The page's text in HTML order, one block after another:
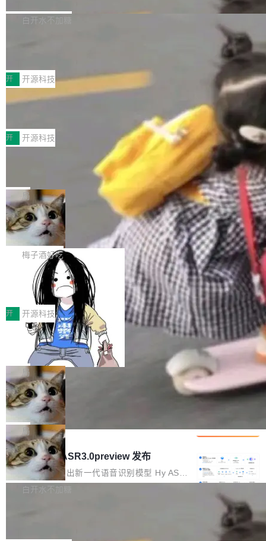
个主 agent 循环，外加一组后台 agent。这些后
库，并将作为transport接入Mooncake TENT。
MPComm将作为一种传输引擎接入Mooncake T
ENT，实现零拷贝传输性能提升30%、非零拷贝
传输性能最高提升5倍。UCL-MPComm底层基
于自研UCL-Engine通信引擎，后续腾讯网平将
持续开源更多基于UCL-Engine的高性能通信组
件。 腾讯网平团队在UCL-MPComm中实现了一
个独立于业务线程的全局通信引擎（Engine），
白开水不加糖
型案例入选名单》，深信服“面向企业研发场景的
开源 AI 编程平台 CoStrict 应用”凭借卓越的技术
创新与落地成效成功入选。 全链路私有化部署，
助力企业AI研发安全落地 当前，越来越多企业已
经开始引入 AI Coding 工具，通过调用公有云模
型或企业内部部署模型提升研发效率。但随着 AI
Coding 从个人辅助工具逐步走向团队级、组织
级应用，企业在规模化落地过程中，对安全性、
可控性和代码质量提出了更高要求。 首先是数据
安全与合规要求。对于大多数普通研发场景，公
有云模型能够满足快速试用和效率提升的需求。
但对于金融、能源、医疗等对数据安全要求较...
开 开源科技
深信服AI算力网关入选工信部人工智能
前不久，工业和信息化部正式发布《2025年人工
智能应用典型案例名单》，集中展示人工智能在
各领域的应用成果，覆盖技术底座、行业赋能、
产品应用、支撑保障、专题等五大方向。深信服
AI算力网关（AI创新平台）成功入选！ 随着各行
各业的Agent走向规模化建设，算力构成形态逐
渐丰富，用户关注的重点也在发生变化：不只是
让AI用起来，还要进一步看清混合算力时代下，
Token花在哪里、算力是否被充分利用，以及持
续增长的AI成本该如何优化。 深信服AI算力网关
正是围绕这些实际问题，从Token治理和成本治
理两个方面，让用户的每一份算力都看得清、管
得住、用得稳、省得下、更安全！ 一、从现在开
始，Token使用一目...
开 开源科技
Jeff Dean 离开 Google：一个时代的结
束，一个实验室的开始
Google 员工编号 20。MapReduce 作者之一。
Bigtable 作者之一。TensorFlow 的作者之一。
Gemini 的架构师。Google 首席科学家。 Jeff D
ean 在 Google 工作了 27 年后，宣布离职。 他
不是一个人走。一同离开的还有 Sanjay Ghema
wat（Google 员工编号 23，Jeff Dean 二十多
年的编程搭档，MapReduce 和 Bigtable 的共同
作者）、Quoc Le（Google 大脑核心成员，Se
q2Seq 和 DocAI 的共同发明人）以及 Oriol Vin
yals（Gemini 联合负责人，AlphaSta...
局
🔥 SolonCode v2026.8.4 发布：界面
字体可调、22 种语言、记忆搜索增强
打开终端就能上岗的全中文编码智能体，这一轮
把「看得清、用母语、记得住」三件事一次补
齐。 SolonCode 是什么 SolonCode 是杭州无
耳科技研发的企业级终端编码智能体——一位全
中文驱动的数字员工，自主理解需求、规划步
骤、编写代码。不挑模型、不挑平台，curl 一行
装完即用。 开源地址：Gitee · GitCode · GitHu
b 安装 支持 Java 8+（8~26）、macOS / Linu
x / Windows / Harmony PC。 # macOS / Linu
x / Harmony PC curl -fsSL https://solon.noea
r.org/solon...
梅子酒好吃
让“代码语义理解”深度释放AI Coding
价值潜能：华为云码道（CodeArts）
代码仓技术解析
一、代码仓深度理解技术的作用与价值 在软件工
程实践中，代码仓是企业核心知识资产的主要载
体。企业级代码仓库通常包含数十万乃至数百万
个文件，其规模远超单次模型调用可承载的上下
文窗口。随着项目规模的持续扩张与代码历史的
不断累积，代码仓中的模块关系、接口契约、业
务逻辑等关键信息往往分散于数十乃至数百个文
件之中，形成高度复杂的知识关联网络。传统的
代码检索手段（如关键词匹配、目录遍历）仅能
在语法层面完成文本定位，难以触及代码的语义
内涵与结构关联，导致开发者使用代码智能体在
理解大规模代码仓时面临显著"代码仓理解"瓶
颈。 代码仓深度理解服务（以下简称" CodeBas
e深度理解服务"）是华为云码道（CodeA...
开 开源科技
一条“删库”命令跑 17 小时，算法工程
师删光 89TB 数据只为干私活
最高人民检察院8月4日公布了一起案件：北京一
名90后算法工程师王某，为了给自己接的私活腾
服务器空间，删光了公司AI游戏部门的全部核心
数据。 王某2024年1月入职东城区某科技公司AI
短剧部门，有互联网大厂背景。在公司内部架构
调整期间，部门三次通知全员将数据从A集群迁
移到B集群，王某都回复了"收到"。 他没有迁移
数据。2024年9月3日下午4点，他使用此前登录
的账号密码进入A集群，输入了一条被程序员圈
称为"删库跑路"的命令——最高管理员权限、无
局
Cloudflare 分享推理优化实践：KV ca
che 量化 + 权重压缩，吞吐量提升 4
1%，成本降 30%
Kimi 和 GLM 是当前最强的大模型系列之一，但
它们有一个共同的问题：太吃显存了。月之暗面
的 Kimi K 系列和智谱的 GLM 都是长上下文、M
oE 架构的大模型，好用到让人上瘾，但 GPU 显
存永远不够用。 Cloudflare 的 Workers AI 团队
一直在跑这些模型的推理。他们在官方博客上发
局
腾讯混元 Hy ASR3.0preview 发布
腾讯混元正式推出新一代语音识别模型 Hy ASR
3.0preview。基于最新一代大语言模型 Hy3 的
白开水不加糖